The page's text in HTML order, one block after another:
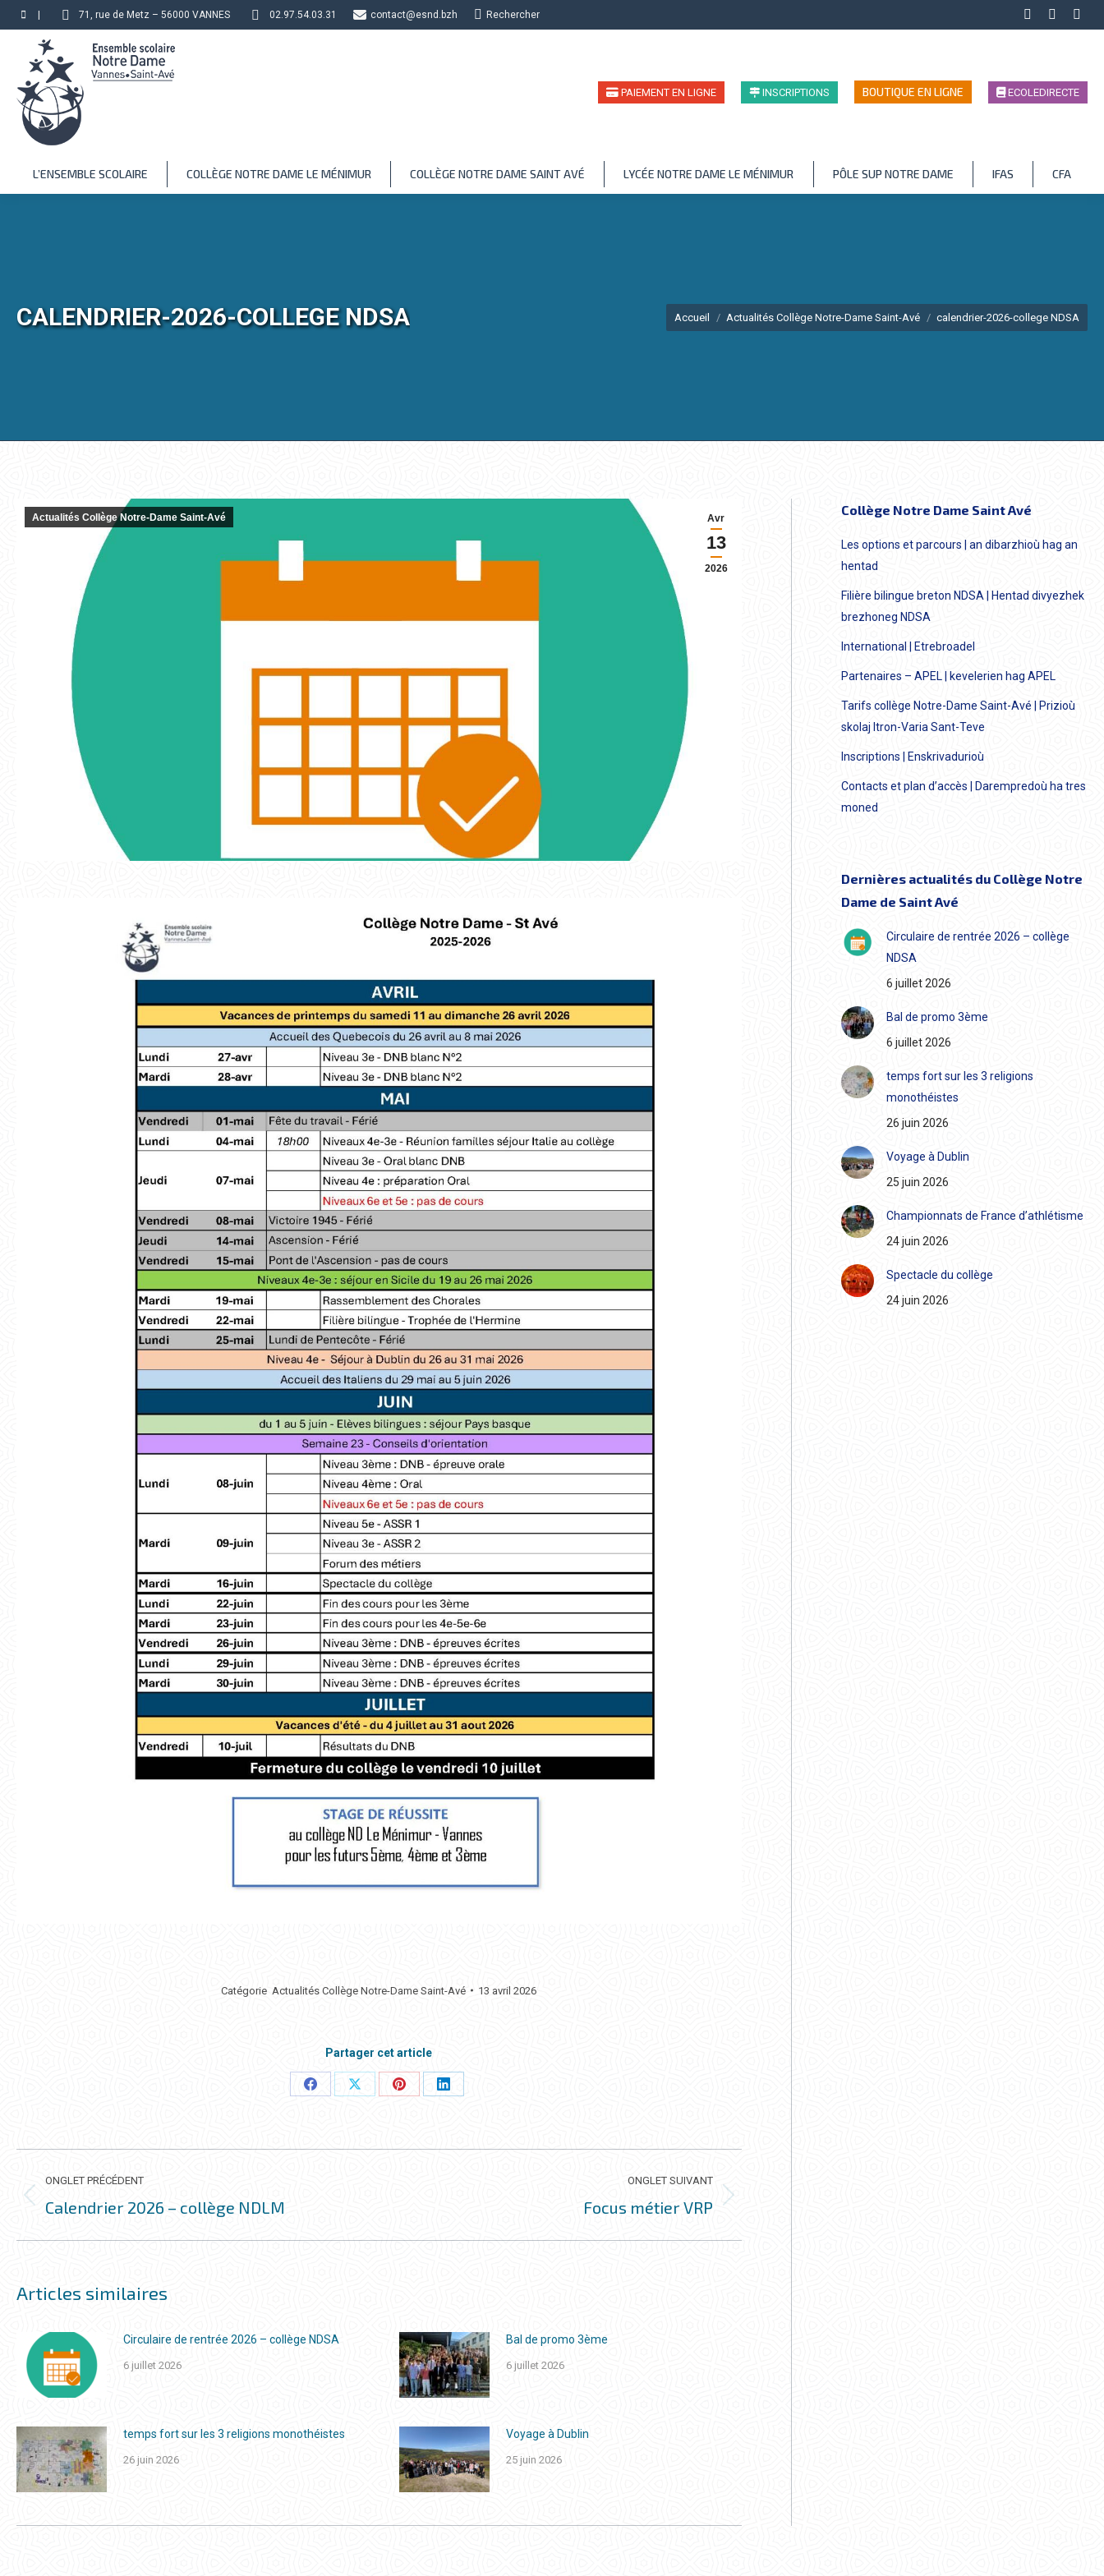
71, rue de Metz – 56000 VANNES 02.97.54.03.31 contact@esnd.bzh Recherche
Rechercher
in
in
in
PAIEMENT EN LIGNE INSCRIPTIONS BOUTIQUE EN LIGNE ECOLEDIRECTE
L’ENSEMBLE SCOLAIRE COLLÈGE NOTRE DAME LE MÉNIMUR COLLÈGE NOTRE DAME SAINT AVÉ LYCÉE NOTRE DAME LE MÉNIMUR PÔLE SUP NOTRE DAME IFAS CFA
CALENDRIER-2026-COLLEGE NDSA Vous êtes ici :
Accueil Actualités Collège Notre-Dame Saint-Avé calendrier-2026-college NDSA
Avr
13
2026
Actualités Collège Notre-Dame Saint-Avé
Catégorie Actualités Collège Notre-Dame Saint-Avé 13 avril 2026
Partager cet article
PartagerPartagerPartagerPartager
NAVIGATION
DE
COMMENTAIRE
ONGLET PRÉCÉDENT
Onglet
Calendrier 2026 – collège NDLM
ONGLET SUIVANT
Focus métier VRP
Articles similaires
Circulaire de rentrée 2026 – collège NDSA
6 juillet 2026
Bal de promo 3ème
6 juillet 2026
temps fort sur les 3 religions monothéistes
26 juin 2026
Voyage à Dublin
25 juin 2026
Collège Notre Dame Saint Avé
Les options et parcours | an dibarzhioù hag an
hentad
Filière bilingue breton NDSA | Hentad divyezhek
brezhoneg NDSA
International | Etrebroadel
Partenaires – APEL | kevelerien hag APEL
Tarifs collège Notre-Dame Saint-Avé | Prizioù
skolaj Itron-Varia Sant-Teve
Inscriptions | Enskrivadurioù
Contacts et plan d’accès | Darempredoù ha tres
moned
Dernières actualités du Collège Notre
Dame de Saint Avé
Circulaire de rentrée 2026 – collège
NDSA
6 juillet 2026
Bal de promo 3ème
6 juillet 2026
temps fort sur les 3 religions
monothéistes
26 juin 2026
Voyage à Dublin
25 juin 2026
Championnats de France d’athlétisme
24 juin 2026
Spectacle du collège
24 juin 2026